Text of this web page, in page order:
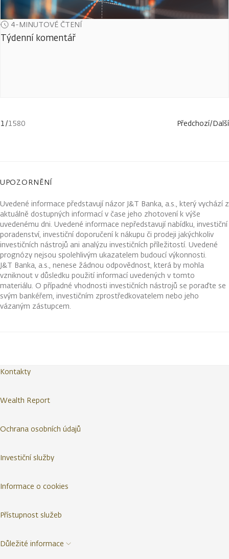
4-MINUTOVÉ ČTENÍ
Týdenní komentář
1/1580 Předchozí/Další
UPOZORNĚNÍ
Uvedené informace představují názor J&T Banka, a.s., který vychází z
aktuálně dostupných informací v čase jeho zhotovení k výše
uvedenému dni. Uvedené informace nepředstavují nabídku, investiční
poradenství, investiční doporučení k nákupu či prodeji jakýchkoliv
investičních nástrojů ani analýzu investičních příležitostí. Uvedené
prognózy nejsou spolehlivým ukazatelem budoucí výkonnosti.
J&T Banka, a.s., nenese žádnou odpovědnost, která by mohla
vzniknout v důsledku použití informací uvedených v tomto
materiálu. O případné vhodnosti investičních nástrojů se poraďte se
svým bankéřem, investičním zprostředkovatelem nebo jeho
vázaným zástupcem.
Kontakty
Wealth Report
Ochrana osobních údajů
Investiční služby
Informace o cookies
Přístupnost služeb
Důležité informace